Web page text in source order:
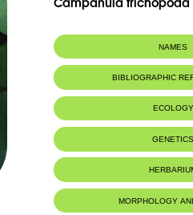
NAMES
BIBLIOGRAPHIC
ECOLOGY
Lebanon
Habitat : Régions
MORPHOLOGY